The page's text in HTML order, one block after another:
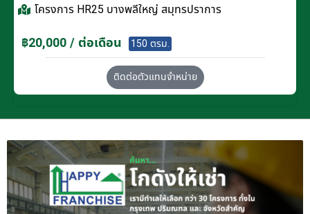
โครงการ HR25 บางพลีใหญ่ สมุทรปราการ
฿20,000 / ต่อเดือน 150 ตรม.
ติดต่อตัวแทนจำหน่าย